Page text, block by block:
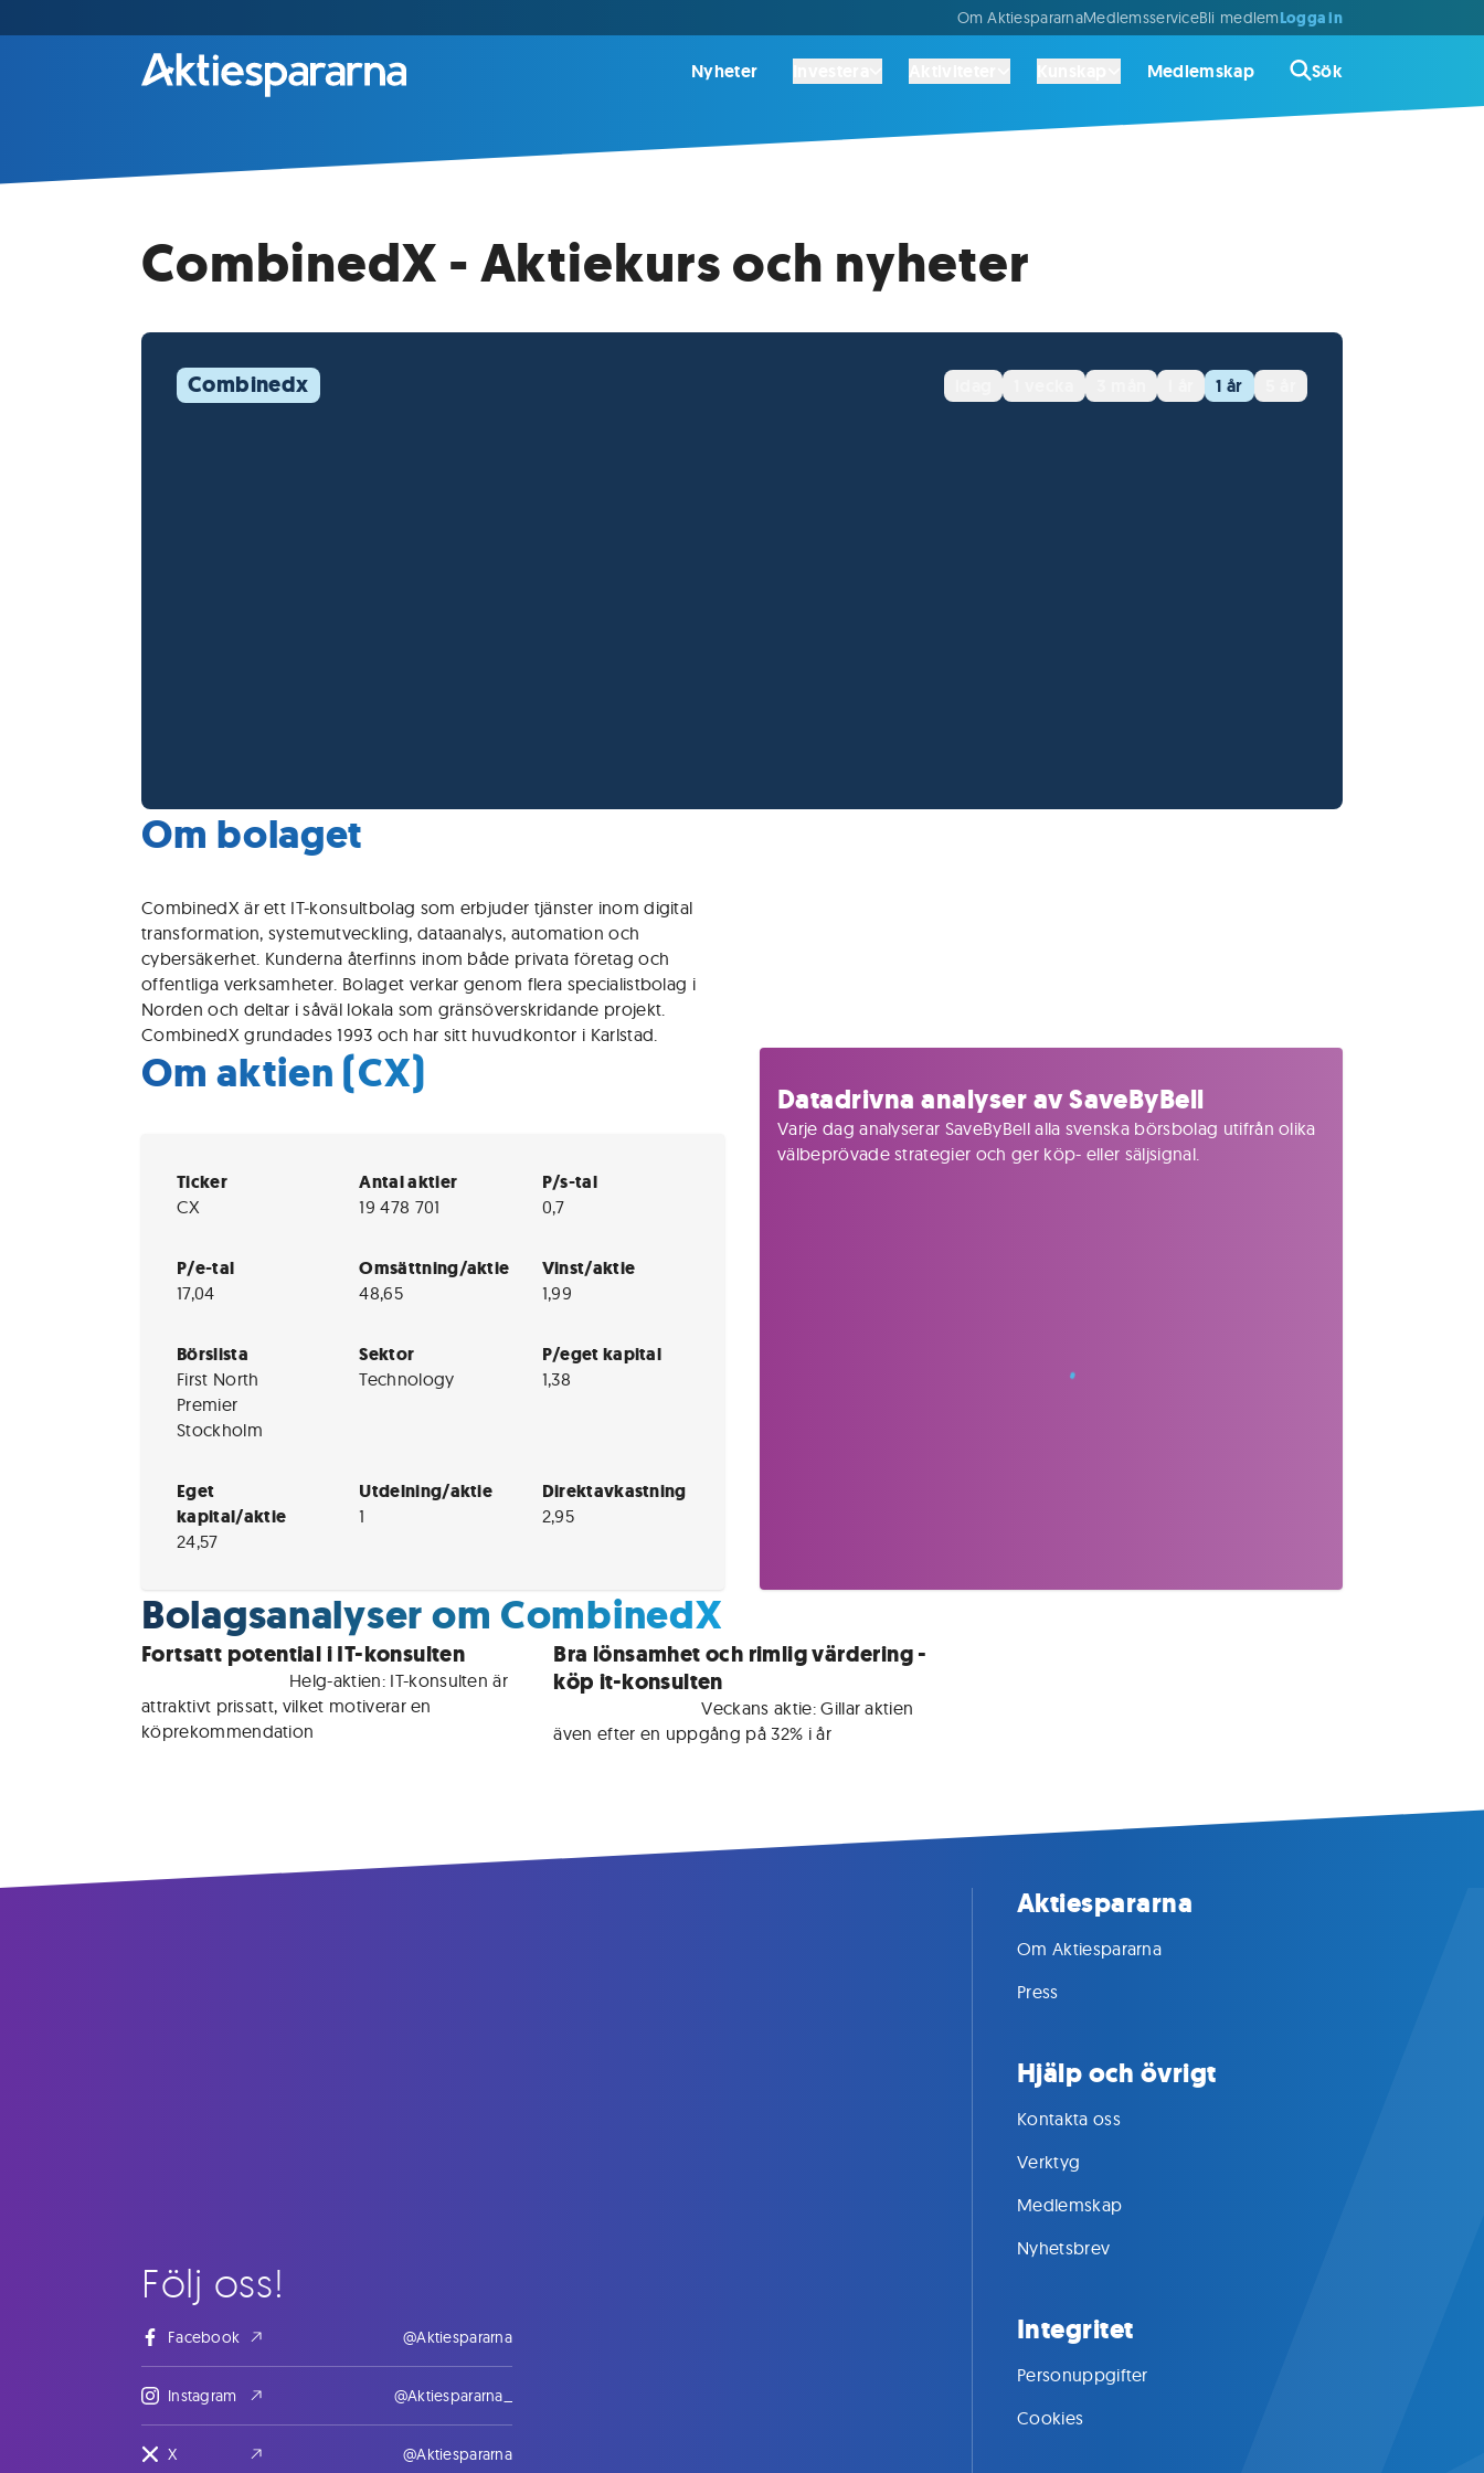
Om AktiespararnaMedlemsserviceBli medlemLogga in
Nyheter Medlemskap Sök
CombinedX - Aktiekurs och nyheter
Combinedx 1 år
Om bolaget
CombinedX är ett IT-konsultbolag som erbjuder tjänster inom digital
transformation, systemutveckling, dataanalys, automation och
cybersäkerhet. Kunderna återfinns inom både privata företag och
offentliga verksamheter. Bolaget verkar genom flera specialistbolag i
Norden och deltar i såväl lokala som gränsöverskridande projekt.
CombinedX grundades 1993 och har sitt huvudkontor i Karlstad.
Om aktien (CX)
Ticker
CX
Antal aktier
19 478 701
P/s-tal
0,7
P/e-tal
17,04
Omsättning/aktie
48,65
Vinst/aktie
1,99
Börslista
First North
Premier
Stockholm
Sektor
Technology
P/eget kapital
1,38
Eget
kapital/aktie
24,57
Utdelning/aktie
1
Direktavkastning
2,95
Datadrivna analyser av SaveByBell
Varje dag analyserar SaveByBell alla svenska börsbolag utifrån olika
välbeprövade strategier och ger köp- eller säljsignal.
Bolagsanalyser om CombinedX
Fortsatt potential i IT-konsulten
Helg-aktien: IT-konsulten är
attraktivt prissatt, vilket motiverar en
köprekommendation
Bra lönsamhet och rimlig värdering -
köp it-konsulten
För medlemmar • Veckans aktie: Gillar aktien
även efter en uppgång på 32% i år
Följ oss!
Facebook @Aktiespararna
Instagram @Aktiespararna_
X @Aktiespararna
Aktiespararna
Om Aktiespararna
Press
Hjälp och övrigt
Kontakta oss
Verktyg
Medlemskap
Nyhetsbrev
Integritet
Personuppgifter
Cookies